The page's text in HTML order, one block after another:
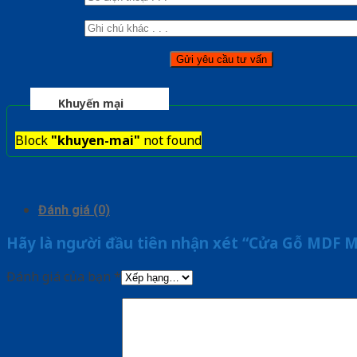
Khuyến mại
Block "khuyen-mai" not found
Đánh giá (0)
Hãy là người đầu tiên nhận xét “Cửa Gỗ MDF
Đánh giá của bạn *